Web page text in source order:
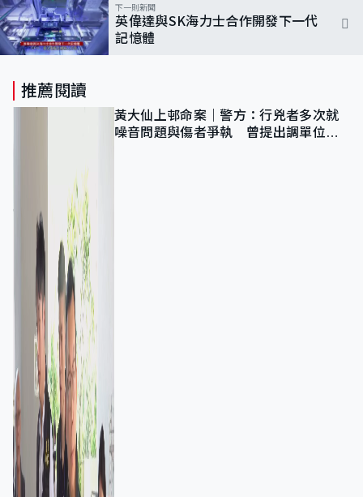
下一則新聞
英偉達與SK海力士合作開發下一代
記憶體
推薦閱讀
黃大仙上邨命案｜警方：行兇者多次就
噪音問題與傷者爭執 曾提出調單位已